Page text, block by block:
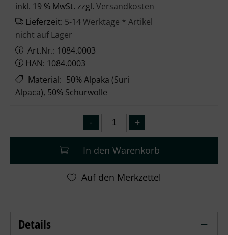
inkl. 19 % MwSt. zzgl. Versandkosten
Lieferzeit: 5-14 Werktage * Artikel
nicht auf Lager
Art.Nr.: 1084.0003
HAN: 1084.0003
Material: 50% Alpaka (Suri
Alpaca), 50% Schurwolle
In den Warenkorb
Details